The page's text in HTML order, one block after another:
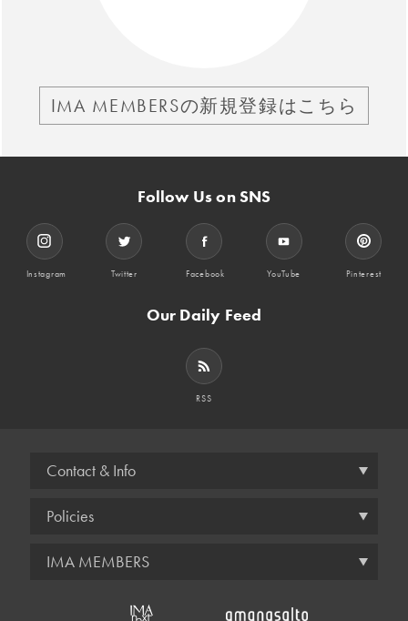
IMA MEMBERSの新規登録はこちら
Follow Us on SNS
Instagram Twitter Facebook YouTube Pinterest
Our Daily Feed
RSS
Contact & Info
Policies
IMA MEMBERS